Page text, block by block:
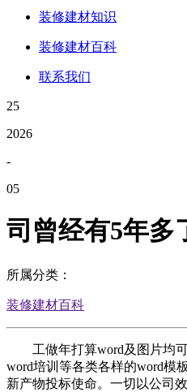
装修建材知识
装修建材百科
联系我们
25
2026
-
05
司曾经有5年多
所属分类：
装修建材百科
工做年打算word及图片均可
word培训等各类各样的word模
新产物投标使命。一切以公司